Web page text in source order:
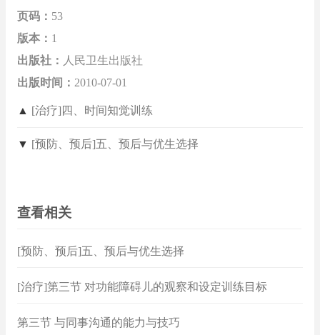
页码： 53
版本： 1
出版社： 人民卫生出版社
出版时间： 2010-07-01
▲ [治疗]四、时间知觉训练
▼ [预防、预后]五、预后与优生选择
查看相关
[预防、预后]五、预后与优生选择
[治疗]第三节 对功能障碍儿的观察和设定训练目标
第三节 与同事沟通的能力与技巧